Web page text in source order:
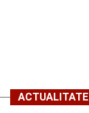
ACTUALITATE